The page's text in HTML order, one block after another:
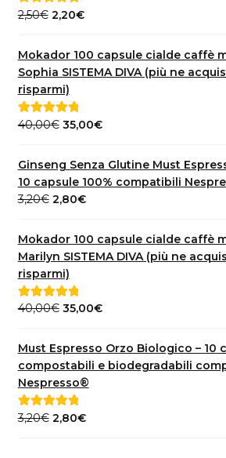
Valutato5.00
2,50€ Il
originale
era:
2,50€.
2,20€Il
attuale
è:
Mokador 100 capsule cialde caffè
Sophia SISTEMA DIVA (più ne
risparmi)
Valutato5.00
40,00€ Il
originale
era:
40,00€.
35,00€Il
attuale
è:
Ginseng Senza Glutine Must
10 capsule 100% compatibili
3,20€ Il
originale
era:
3,20€.
2,80€Il
attuale
è:
Mokador 100 capsule cialde caffè
Marilyn SISTEMA DIVA (più ne
risparmi)
Valutato5.00
40,00€ Il
originale
era:
40,00€.
35,00€Il
attuale
è:
Must Espresso Orzo Biologico – 10
compostabili e biodegradabili
Nespresso®
Valutato5.00
3,20€ Il
2,80€Il